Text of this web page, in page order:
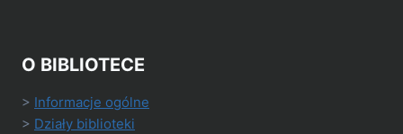
O BIBLIOTECE
> Informacje ogólne
> Działy biblioteki